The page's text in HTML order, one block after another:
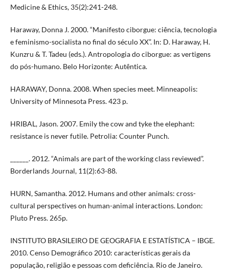
Medicine & Ethics, 35(2):241-248.
Haraway, Donna J. 2000. “Manifesto ciborgue: ciência, tecnologia
e feminismo-socialista no final do século XX”. In: D. Haraway, H.
Kunzru & T. Tadeu (eds.). Antropologia do ciborgue: as vertigens
do pós-humano. Belo Horizonte: Autêntica.
HARAWAY, Donna. 2008. When species meet. Minneapolis:
University of Minnesota Press. 423 p.
HRIBAL, Jason. 2007. Emily the cow and tyke the elephant:
resistance is never futile. Petrolia: Counter Punch.
______. 2012. “Animals are part of the working class reviewed”.
Borderlands Journal, 11(2):63-88.
HURN, Samantha. 2012. Humans and other animals: cross-
cultural perspectives on human-animal interactions. London:
Pluto Press. 265p.
INSTITUTO BRASILEIRO DE GEOGRAFIA E ESTATÍSTICA – IBGE.
2010. Censo Demográfico 2010: características gerais da
população, religião e pessoas com deficiência. Rio de Janeiro.